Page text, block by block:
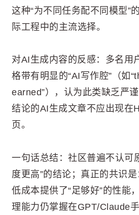
这种“为不同任务配不同模型”
际工程中的主流选择。
对AI生成内容的反感：多名用
格带有明显的“AI写作腔”（如
earned”），认为此类缺乏严
结论的AI生成文章不应出现在
页。
一句话总结：社区普遍不认可
度更高”的结论；真正的共识
低成本提供了“足够好”的性能
理能力仍掌握在GPT/Claude